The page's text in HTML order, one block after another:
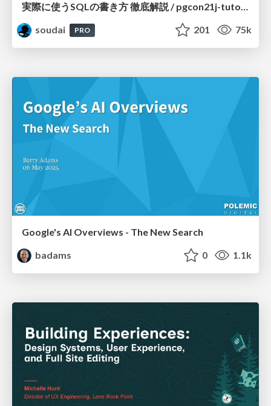
実際に使うSQLの書き方 徹底解説 / pgcon21j-tutorial
soudai
PRO 201 75k
Google's AI Overviews - The New Search
badams
0 1.1k